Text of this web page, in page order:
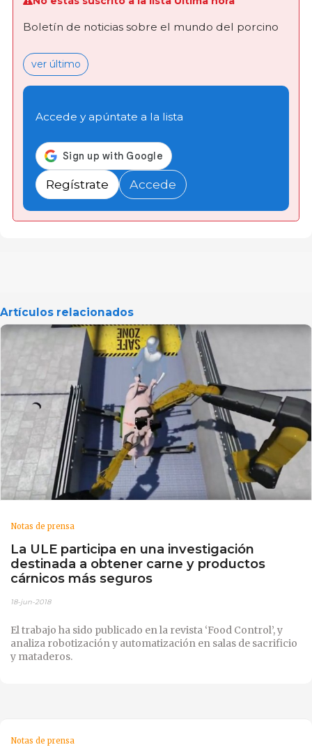
Boletín de noticias sobre el mundo del porcino
ver último
Accede y apúntate a la lista
Regístrate Accede
Artículos relacionados
Notas de prensa
La ULE participa en una investigación
destinada a obtener carne y productos
cárnicos más seguros
18-jun-2018
El trabajo ha sido publicado en la revista ‘Food Control’, y
analiza robotización y automatización en salas de sacrificio
y mataderos.
Notas de prensa